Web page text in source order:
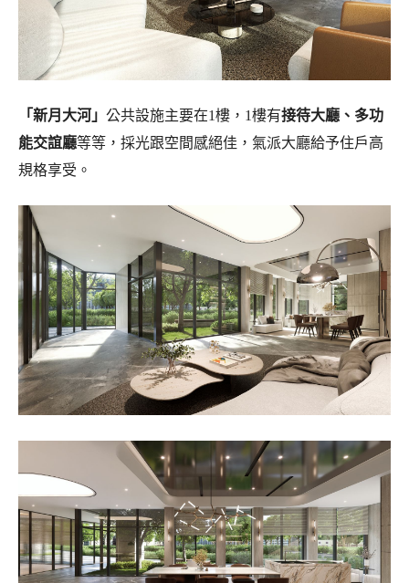
「新月大河 」 公共設施主要在1樓，1樓有接待大廳、多功
能交誼廳等等，採光跟空間感絕佳，氣派大廳給予住戶高
規格享受。